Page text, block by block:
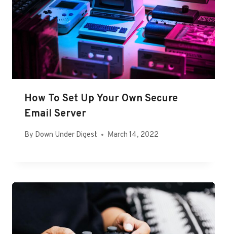
How To Set Up Your Own Secure
Email Server
By Down Under Digest March 14, 2022